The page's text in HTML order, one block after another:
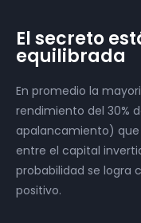
El secreto
equilibrada
En promedio la
rendimiento del 30%
apalancamiento)
entre el capital
probabilidad se logra
positivo.